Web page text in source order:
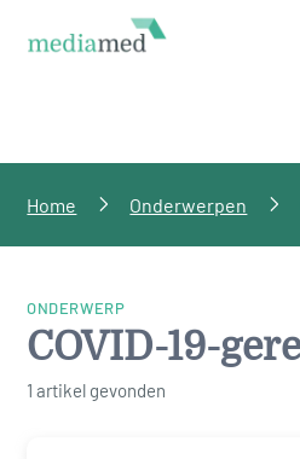
Home Onderwerpen
ONDERWERP
COVID-19-
1 artikel gevonden